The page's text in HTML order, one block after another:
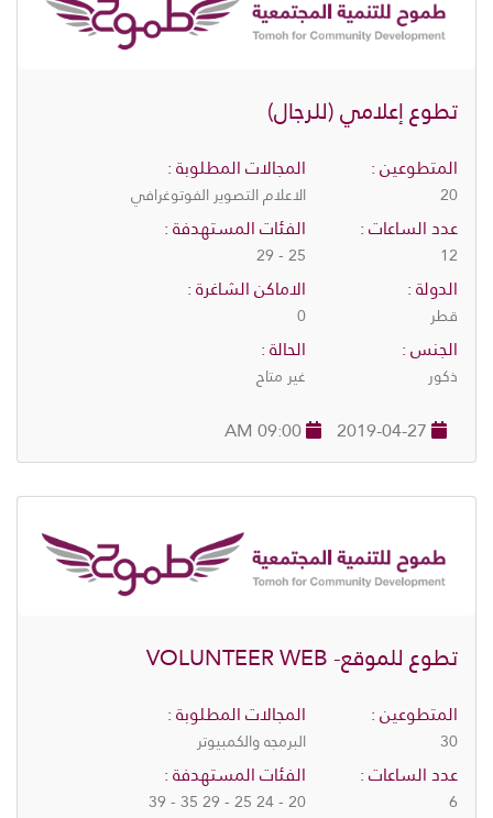
تطوع إعلامي (للرجال)
المتطوعين :
20
عدد الساعات :
12
الدولة :
قطر
الجنس :
ذكور
المجالات المطلوبة :
الاعلام التصوير الفوتوغرافي
الفئات المستهدفة :
25 - 29
الاماكن الشاغرة :
0
الحالة :
غير متاح
تطوع للموقع- VOLUNTEER WEB
المتطوعين :
30
عدد الساعات :
6
المجالات المطلوبة :
البرمجه والكمبيوتر
الفئات المستهدفة :
20 - 24 25 - 29 35 - 39